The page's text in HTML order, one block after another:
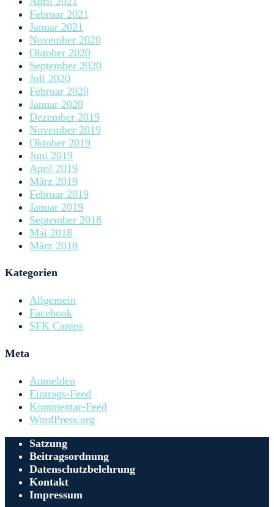
Februar 2021
Januar 2021
November 2020
Oktober 2020
September 2020
Juli 2020
Februar 2020
Januar 2020
Dezember 2019
November 2019
Oktober 2019
Juni 2019
April 2019
März 2019
Februar 2019
Januar 2019
September 2018
Mai 2018
März 2018
Kategorien
Allgemein
Facebook
SFK Camps
Meta
Anmelden
Eintrags-Feed
Kommentar-Feed
WordPress.org
Satzung
Beitragsordnung
Datenschutzbelehrung
Kontakt
Impressum